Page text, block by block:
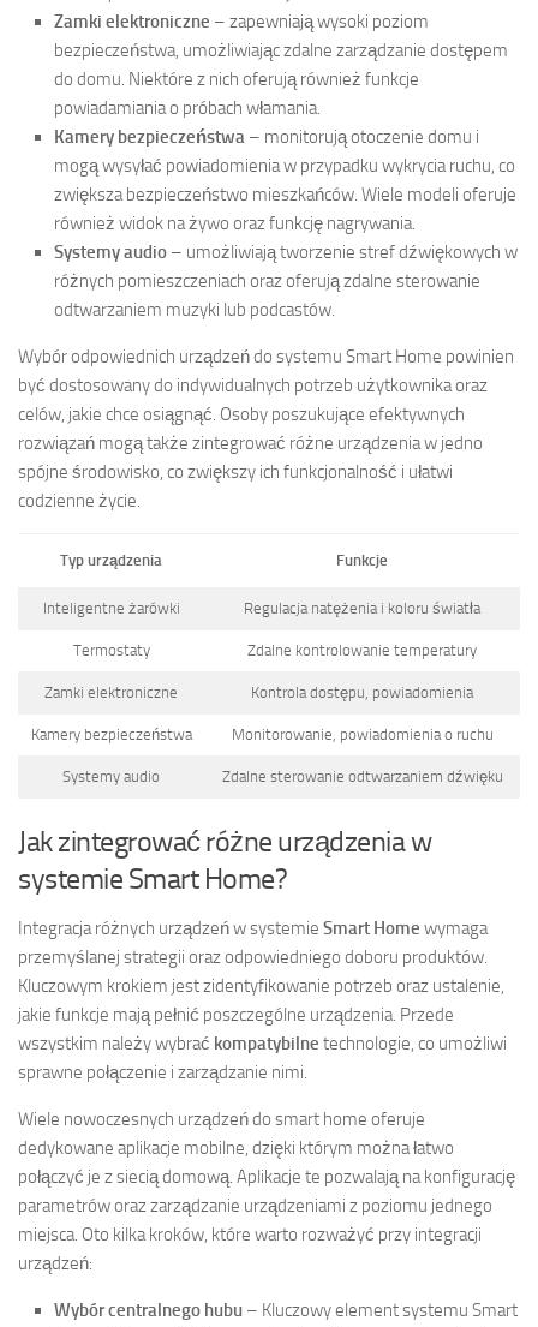
Zamki elektroniczne – zapewniają wysoki poziom
bezpieczeństwa, umożliwiając zdalne zarządzanie dostępem
do domu. Niektóre z nich oferują również funkcje
powiadamiania o próbach włamania.
Kamery bezpieczeństwa – monitorują otoczenie domu i
mogą wysyłać powiadomienia w przypadku wykrycia ruchu, co
zwiększa bezpieczeństwo mieszkańców. Wiele modeli oferuje
również widok na żywo oraz funkcję nagrywania.
Systemy audio – umożliwiają tworzenie stref dźwiękowych w
różnych pomieszczeniach oraz oferują zdalne sterowanie
odtwarzaniem muzyki lub podcastów.
Wybór odpowiednich urządzeń do systemu Smart Home powinien
być dostosowany do indywidualnych potrzeb użytkownika oraz
celów, jakie chce osiągnąć. Osoby poszukujące efektywnych
rozwiązań mogą także zintegrować różne urządzenia w jedno
spójne środowisko, co zwiększy ich funkcjonalność i ułatwi
codzienne życie.
Typ urządzenia Funkcje
Inteligentne żarówki Regulacja natężenia i koloru światła
Termostaty Zdalne kontrolowanie temperatury
Zamki elektroniczne Kontrola dostępu, powiadomienia
Kamery bezpieczeństwa Monitorowanie, powiadomienia o ruchu
Systemy audio Zdalne sterowanie odtwarzaniem dźwięku
Jak zintegrować różne urządzenia w
systemie Smart Home?
Integracja różnych urządzeń w systemie Smart Home wymaga
przemyślanej strategii oraz odpowiedniego doboru produktów.
Kluczowym krokiem jest zidentyfikowanie potrzeb oraz ustalenie,
jakie funkcje mają pełnić poszczególne urządzenia. Przede
wszystkim należy wybrać kompatybilne technologie, co umożliwi
sprawne połączenie i zarządzanie nimi.
Wiele nowoczesnych urządzeń do smart home oferuje
dedykowane aplikacje mobilne, dzięki którym można łatwo
połączyć je z siecią domową. Aplikacje te pozwalają na konfigurację
parametrów oraz zarządzanie urządzeniami z poziomu jednego
miejsca. Oto kilka kroków, które warto rozważyć przy integracji
urządzeń:
Wybór centralnego hubu – Kluczowy element systemu Smart